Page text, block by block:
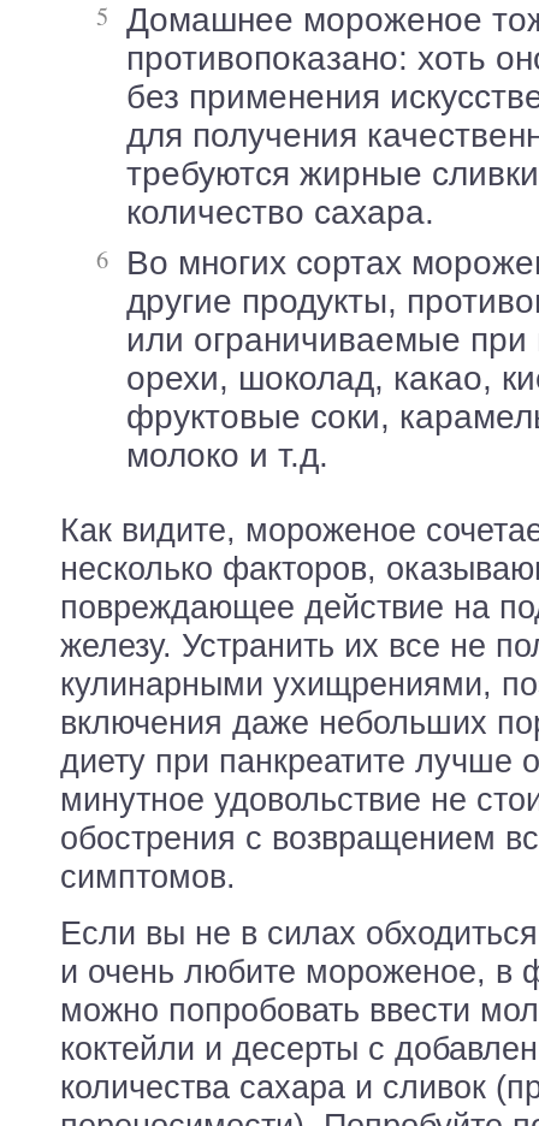
Домашнее мороженое тоже
противопоказано: хоть
без применения
для получения
требуются жирные
количество сахара.
Во многих сортах мороженого есть и
другие продукты,
или ограничиваемые при
орехи, шоколад, какао,
фруктовые соки,
молоко и т.д.
Как видите, мороженое
несколько факторов,
повреждающее действие на
железу. Устранить их все не
кулинарными ухищрениями,
включения даже небольших
диету при панкреатите лучше
минутное удовольствие не
обострения с возвращением
симптомов.
Если вы не в силах
и очень любите мороженое, в
можно попробовать ввести
коктейли и десерты с
количества сахара и сливок